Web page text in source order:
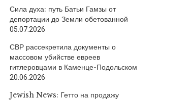
Сила духа: путь Батьи Гамзы от
депортации до Земли обетованной
05.07.2026
СВР рассекретила документы о
массовом убийстве евреев
гитлеровцами в Каменце-Подольском
20.06.2026
Jewish News: Гетто на продажу